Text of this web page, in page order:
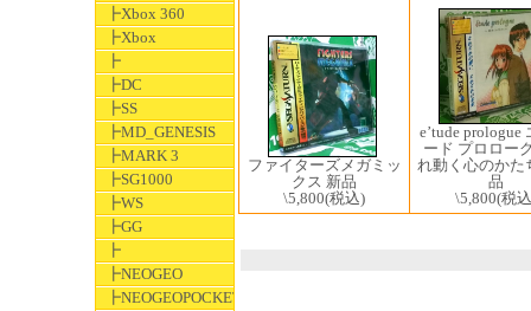
┣Xbox 360
┣Xbox
┣
┣DC
┣SS
┣MD_GENESIS
┣MARK 3
┣SG1000
┣WS
┣GG
┣
┣NEOGEO
┣NEOGEOPOCKET
ファイターズメガミッ
クス 新品
\5,800(税込)
e’tude prologue
ード プロロー
れ動く心のかた
品
\5,800(税